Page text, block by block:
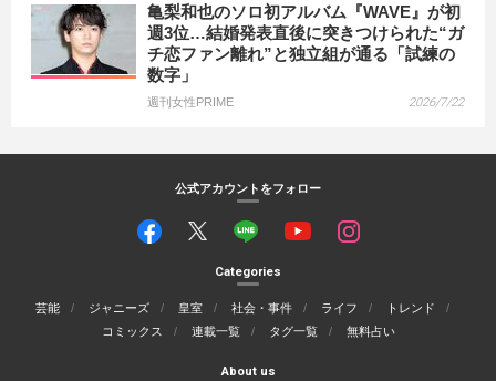
亀梨和也のソロ初アルバム『WAVE』が初
週3位…結婚発表直後に突きつけられた“ガ
チ恋ファン離れ”と独立組が通る「試練の
数字」
週刊女性PRIME 2026/7/22
公式アカウントをフォロー
Categories
芸能 ジャニーズ 皇室 社会・事件 ライフ
トレンド
コミックス
連載一覧 タグ一覧 無料占い
About us